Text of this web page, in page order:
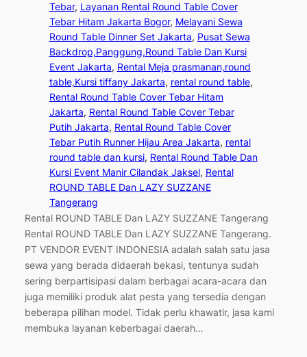
Tebar, Layanan Rental Round Table Cover
Tebar Hitam Jakarta Bogor, Melayani Sewa
Round Table Dinner Set Jakarta, Pusat Sewa
Backdrop,Panggung,Round Table Dan Kursi
Event Jakarta, Rental Meja prasmanan,round
table,Kursi tiffany Jakarta, rental round table
Rental Round Table Cover Tebar Hitam
Jakarta, Rental Round Table Cover Tebar
Putih Jakarta, Rental Round Table Cover
Tebar Putih Runner Hijau Area Jakarta, rental
round table dan kursi, Rental Round Table Dan
Kursi Event Manir Cilandak Jaksel, Rental
ROUND TABLE Dan LAZY SUZZANE
Tangerang
Rental ROUND TABLE Dan LAZY SUZZANE Tangerang
Rental ROUND TABLE Dan LAZY SUZZANE Tangerang.
PT VENDOR EVENT INDONESIA adalah salah satu jasa
sewa yang berada didaerah bekasi, tentunya sudah
sering berpartisipasi dalam berbagai acara-acara dan
juga memiliki produk alat pesta yang tersedia dengan
beberapa pilihan model. Tidak perlu khawatir, jasa kami
membuka layanan keberbagai daerah…